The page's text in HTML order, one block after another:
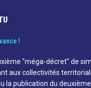
!
"méga-décret" de
aux collectivités
la publication du deuxième